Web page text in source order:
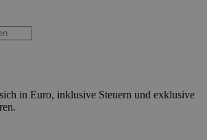
in Euro, inklusive Steuern und exklusive